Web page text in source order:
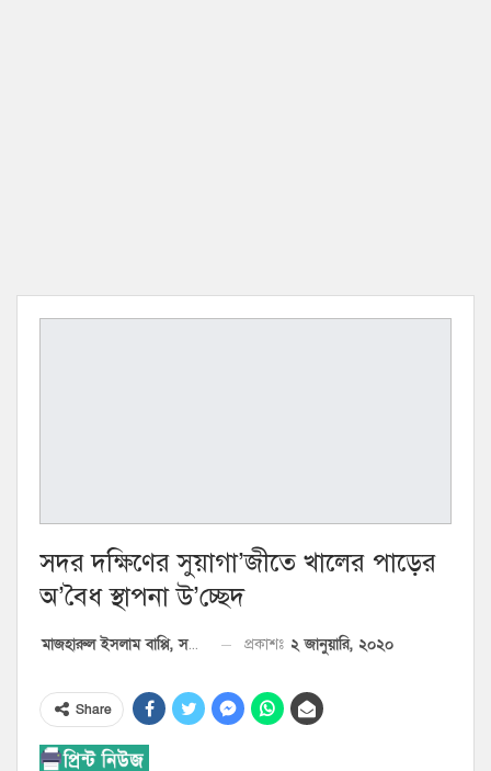
সদর দক্ষিণের সুয়াগা’জীতে খালের পাড়ের
অ’বৈধ স্থাপনা উ’চ্ছেদ
মাজহারুল ইসলাম বাপ্পি, সদর দক্ষিণ প্রতিনিধি প্রকাশঃ ২ জানুয়ারি, ২০২০
Share